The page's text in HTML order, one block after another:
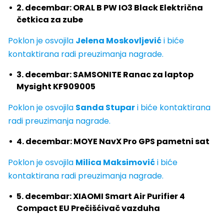
2. decembar: ORAL B PW IO3 Black Električna
četkica za zube
Poklon je osvojila Jelena Moskovljevići biće
kontaktirana radi preuzimanja nagrade.
3. decembar: SAMSONITE Ranac za laptop
Mysight KF909005
Poklon je osvojila Sanda Stupari biće kontaktirana
radi preuzimanja nagrade.
4. decembar: MOYE NavX Pro GPS pametni sat
Poklon je osvojila Milica Maksimovići biće
kontaktirana radi preuzimanja nagrade.
5. decembar: XIAOMI Smart Air Purifier 4
Compact EU Prečišćivač vazduha